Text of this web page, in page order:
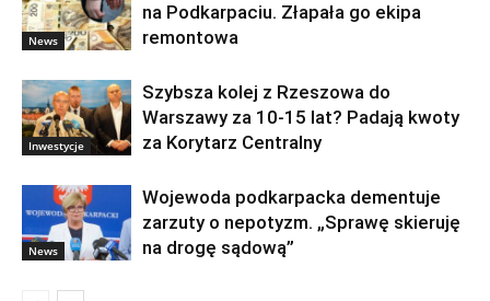
News
na Podkarpaciu. Złapała go ekipa
remontowa
Inwestycje
Szybsza kolej z Rzeszowa do
Warszawy za 10-15 lat? Padają kwoty
za Korytarz Centralny
News
Wojewoda podkarpacka dementuje
zarzuty o nepotyzm. „Sprawę skieruję
na drogę sądową”